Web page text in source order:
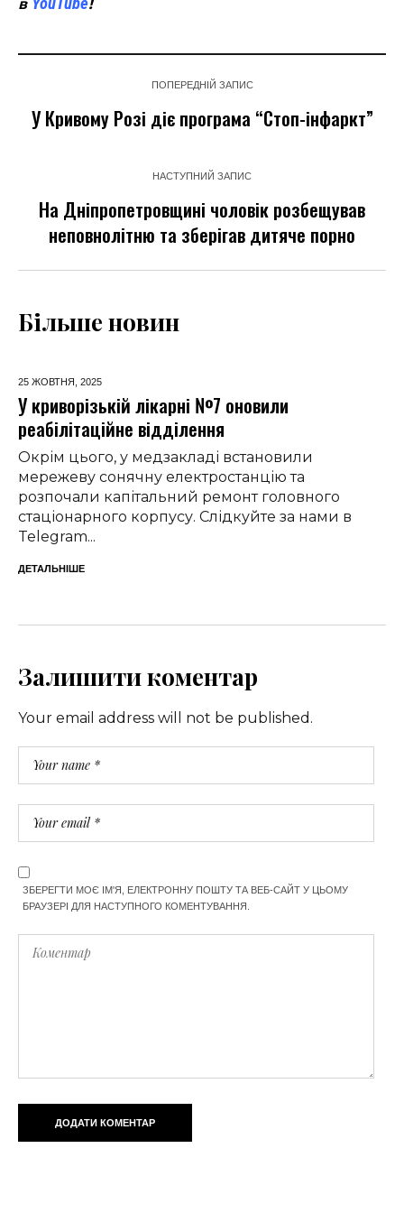
в !
ПОПЕРЕДНІЙ ЗАПИС
У Кривому Розі діє програма “Стоп-інфаркт”
НАСТУПНИЙ ЗАПИС
На Дніпропетровщині чоловік розбещував
неповнолітню та зберігав дитяче порно
Більше новин
25 ЖОВТНЯ, 2025
У криворізькій лікарні №7 оновили
реабілітаційне відділення
Окрім цього, у медзакладі встановили
мережеву сонячну електростанцію та
розпочали капітальний ремонт головного
стаціонарного корпусу. Слідкуйте за нами в
Telegram...
ДЕТАЛЬНІШЕ
Залишити коментар
Your email address will not be published.
ЗБЕРЕГТИ МОЄ ІМ'Я, ЕЛЕКТРОННУ ПОШТУ ТА ВЕБ-САЙТ У ЦЬОМУ
БРАУЗЕРІ ДЛЯ НАСТУПНОГО КОМЕНТУВАННЯ.